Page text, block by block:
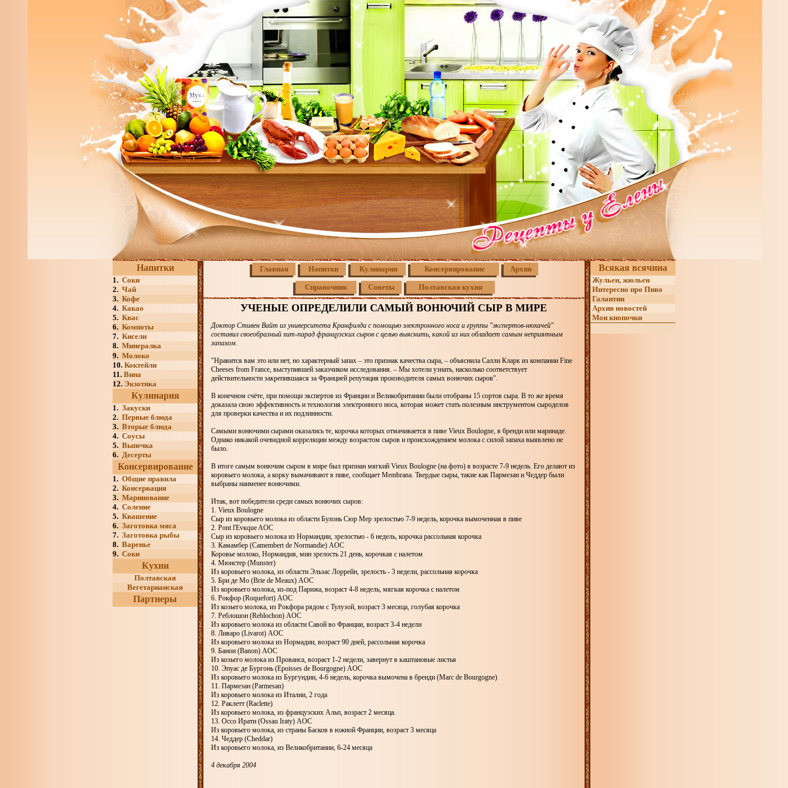
Напитки
1. Соки
2. Чай
3. Кофе
4. Какао
5. Квас
6. Компоты
7. Кисели
8. Минералка
9. Молоко
10. Коктейли
11. Вина
12. Экзотика
Кулинария
1. Закуски
2. Первые блюда
3. Вторые блюда
4. Соусы
5. Выпечка
6. Десерты
Консервирование
1. Общие правила
2. Консервация
3. Маринование
4. Соление
5. Квашение
6. Заготовка мяса
7. Заготовка рыбы
8. Варенье
9. Соки
Кухни
Полтавская
Вегетарианская
Партнеры
Главная Напитки Кулинария Консервирование Архив
Справочник Советы Полтавская кухня
УЧЕНЫЕ ОПРЕДЕЛИЛИ САМЫЙ ВОНЮЧИЙ СЫР В МИРЕ
Доктор Стивен Вайт из университета Кранфилда с помощью электронного носа и группы "экспертов-нюхачей"
составил своеобразный хит-парад французских сыров с целью выяснить, какой из них обладает самым неприятным
запахом.
"Нравится вам это или нет, но характерный запах – это признак качества сыра, – объяснила Салли Кларк из компании Fine
Cheeses from France, выступившей заказчиком исследования. – Мы хотели узнать, насколько соответствует
действительности закрепившаяся за Францией репутация производителя самых вонючих сыров".
В конечном счёте, при помощи экспертов из Франции и Великобритании были отобраны 15 сортов сыра. В то же время
доказала свою эффективность и технология электронного носа, которая может стать полезным инструментом сыроделов
для проверки качества и их подлинности.
Самыми вонючими сырами оказались те, корочка которых отмачивается в пиве Vieux Boulogne, в бренди или маринаде.
Однако никакой очевидной корреляции между возрастом сыров и происхождением молока с силой запаха выявлено не
было.
В итоге самым вонючим сыром в мире был признан мягкий Vieux Boulogne (на фото) в возрасте 7-9 недель. Его делают из
коровьего молока, а корку вымачивают в пиве, сообщает Membrana. Твердые сыры, такие как Пармезан и Чеддер были
выбраны наименее вонючими.
Итак, вот победители среди самых вонючих сыров:
1. Vieux Boulogne
Сыр из коровьего молока из области Булонь Сюр Мер зрелостью 7-9 недель, корочка вымоченная в пиве
2. Pont l'Evкque AOC
Сыр из коровьего молока из Нормандии, зрелостью - 6 недель, корочка рассольная корочка
3. Камамбер (Camembert de Normandie) AOC
Коровье молоко, Нормандия, мин зрелость 21 день, корочкая с налетом
4. Мюнстер (Munster)
Из коровьего молока, из области Эльзас Лоррейн, зрелость - 3 недели, рассольная корочка
5. Бри де Мо (Brie de Meaux) AOC
Из коровьего молока, из-под Парижа, возраст 4-8 недель, мягкая корочка с налетом
6. Рокфор (Roquefort) AOC
Из козьего молока, из Рокфора рядом с Тулузой, возраст 3 месяца, голубая корочка
7. Реблошон (Reblochon) AOC
Из коровьего молока из области Савой во Франции, возраст 3-4 недели
8. Ливаро (Livarot) AOC
Из коровьего молока из Нормадии, возраст 90 дней, рассольная корочка
9. Банон (Banon) AOC
Из козьего молока из Прованса, возраст 1-2 недели, завернут в каштановые листья
10. Эпуас де Бургонь (Epoisses de Bourgogne) AOC
Из коровьего молока из Бургундии, 4-6 недель, корочка вымочена в бренди (Marc de Bourgogne)
11. Пармезан (Parmesan)
Из коровьего молока из Италии, 2 года
12. Раклетт (Raclette)
Из коровьего молока, из французских Альп, возраст 2 месяца.
13. Оссо Ирати (Ossau Iraty) AOC
Из коровьего молока, из страны Басков в южной Франции, возраст 3 месяца
14. Чеддер (Cheddar)
Из коровьего молока, из Великобритании, 6-24 месяца
4 декабря 2004
Всякая всячина
Жульен, жюльен
Интересно про Пиво
Галантин
Архив новостей
Мои кнопочки